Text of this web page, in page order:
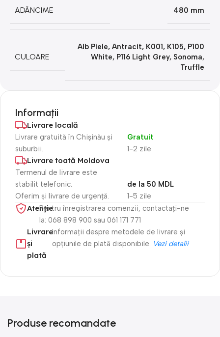
ADÂNCIME 480 mm
CULOARE
Alb Piele, Antracit, K001, K105, P100
White, P116 Light Grey, Sonoma,
Truffle
Informații
Livrare locală
Livrare gratuită în Chișinău și
suburbii.
1-2 zile
Gratuit
Livrare toată Moldova
Termenul de livrare este
stabilit telefonic.
Oferim și livrare de urgență.
1-5 zile
de la 50 MDL
Atenție​Pentru înregistrarea comenzii, contactați-ne
la: 068 898 900 sau 061 171 771
Livrare
și
plată
Informații despre metodele de livrare și
opțiunile de plată disponibile. Vezi detalii
Produse recomandate